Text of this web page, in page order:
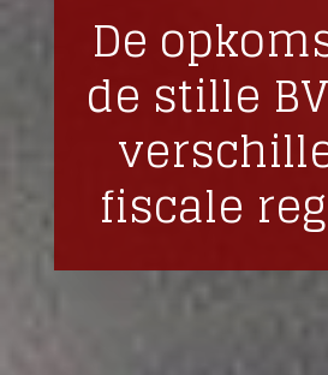
De
de stille
fiscale